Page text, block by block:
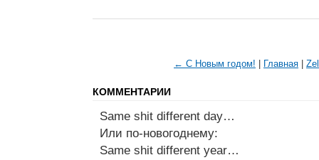
← С Новым годом! Главная
КОММЕНТАРИИ
Same shit different day…
Или по-новогоднему:
Same shit different year…